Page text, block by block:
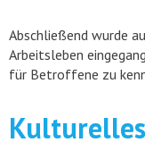
Abschließend wurde
Arbeitsleben
für Betroffene zu